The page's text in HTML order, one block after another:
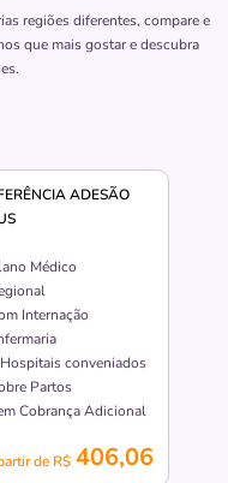
regiões diferentes, compare e
que mais gostar e descubra
ADESÃO
Médico
Internação
Hospitais conveniados
Partos
Cobrança Adicional
de R$ 406,06